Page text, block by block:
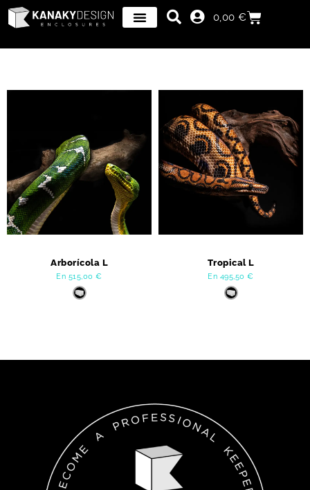
0,00€
Arborícola L
En 515,00€
Tropical L
En 495,50€